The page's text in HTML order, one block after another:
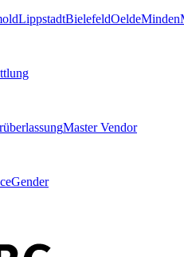
LippstadtBielefeldOeldeMinden
Master Vendor
Gender